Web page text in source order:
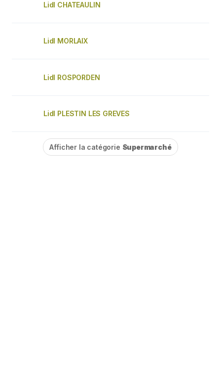
Lidl CHATEAULIN
Lidl MORLAIX
Lidl ROSPORDEN
Lidl PLESTIN LES GREVES
Afficher la catégorie Supermarché